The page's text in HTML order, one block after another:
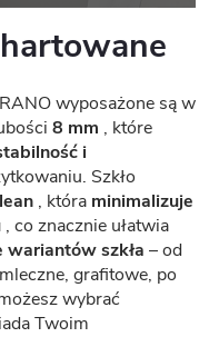
wyposażone są w
8 mm , które
i
Szkło
, która minimalizuje
, co znacznie ułatwia
wariantów szkła – od
grafitowe, po
wybrać
Twoim